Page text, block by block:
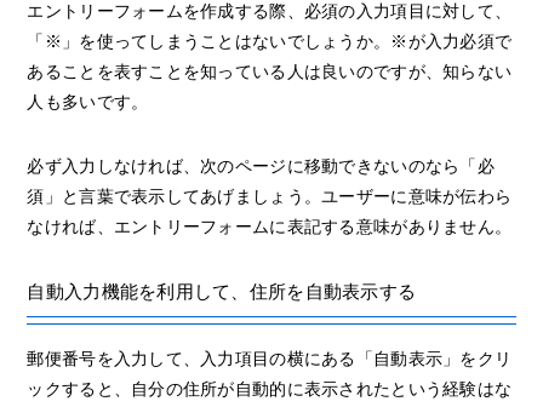
エントリーフォームを作成する際、必須の入力項目に対して、
「※」を使ってしまうことはないでしょうか。※が入力必須で
あることを表すことを知っている人は良いのですが、知らない
人も多いです。
必ず入力しなければ、次のページに移動できないのなら「必
須」と言葉で表示してあげましょう。ユーザーに意味が伝わら
なければ、エントリーフォームに表記する意味がありません。
自動入力機能を利用して、住所を自動表示する
郵便番号を入力して、入力項目の横にある「自動表示」をクリ
ックすると、自分の住所が自動的に表示されたという経験はな